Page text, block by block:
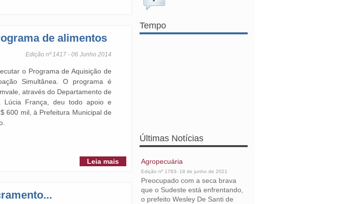
de alimentos
Edição nº 1417 - 06 Junho 2014
o Programa de Aquisição de
Simultânea. O programa é
através do Departamento de
Lúcia França, deu todo apoio e
600 mil, à Prefeitura Municipal de
Leia mais
Tempo
Últimas Notícias
Agropecuária
Edição nº 1783- 18 de junho de 2021
Preocupado com a seca brava
que o Sudeste está enfrentando,
o prefeito Wesley De Santi de